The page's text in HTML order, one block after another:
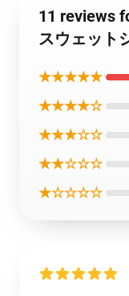
11 reviews
スウェット
★★★★★
★★★★☆
★★★☆☆
★★☆☆☆
★☆☆☆☆